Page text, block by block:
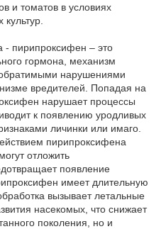
и томатов в условиях
- пирипроксифен – это
гормона, механизм
нарушениями
вредителей. Попадая на
нарушает процессы
к появлению уродливых
личинки или имаго.
пирипроксифена
отложить
появление
имеет длительную
вызывает летальные
насекомых, что снижает
поколения, но и